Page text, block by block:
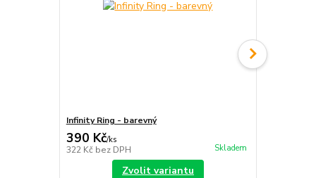
Infinity Ring - barevný
390 Kč/ks
322 Kč bez DPH Skladem
Zvolit variantu